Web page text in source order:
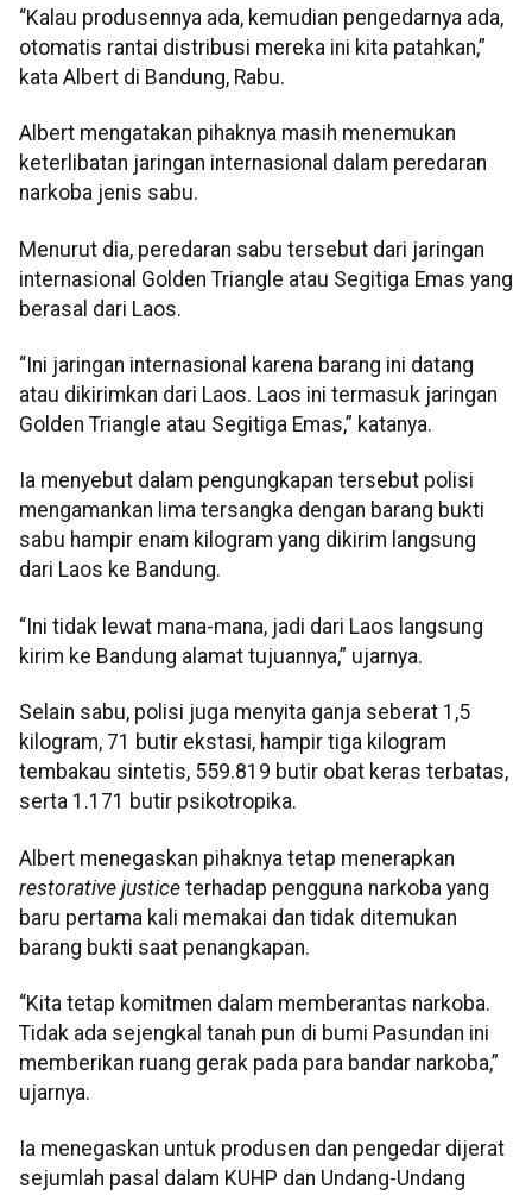
“Kalau produsennya ada, kemudian pengedarnya ada,
otomatis rantai distribusi mereka ini kita patahkan,”
kata Albert di Bandung, Rabu.
Albert mengatakan pihaknya masih menemukan
keterlibatan jaringan internasional dalam peredaran
narkoba jenis sabu.
Menurut dia, peredaran sabu tersebut dari jaringan
internasional Golden Triangle atau Segitiga Emas yang
berasal dari Laos.
“Ini jaringan internasional karena barang ini datang
atau dikirimkan dari Laos. Laos ini termasuk jaringan
Golden Triangle atau Segitiga Emas,” katanya.
Ia menyebut dalam pengungkapan tersebut polisi
mengamankan lima tersangka dengan barang bukti
sabu hampir enam kilogram yang dikirim langsung
dari Laos ke Bandung.
“Ini tidak lewat mana-mana, jadi dari Laos langsung
kirim ke Bandung alamat tujuannya,” ujarnya.
Selain sabu, polisi juga menyita ganja seberat 1,5
kilogram, 71 butir ekstasi, hampir tiga kilogram
tembakau sintetis, 559.819 butir obat keras terbatas,
serta 1.171 butir psikotropika.
Albert menegaskan pihaknya tetap menerapkan
restorative justice terhadap pengguna narkoba yang
baru pertama kali memakai dan tidak ditemukan
barang bukti saat penangkapan.
“Kita tetap komitmen dalam memberantas narkoba.
Tidak ada sejengkal tanah pun di bumi Pasundan ini
memberikan ruang gerak pada para bandar narkoba,”
ujarnya.
Ia menegaskan untuk produsen dan pengedar dijerat
sejumlah pasal dalam KUHP dan Undang-Undang